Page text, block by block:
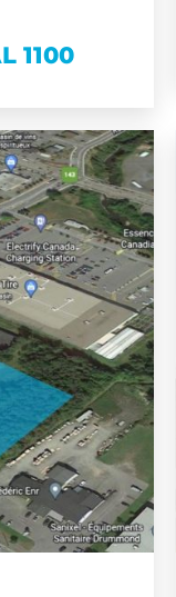
1100